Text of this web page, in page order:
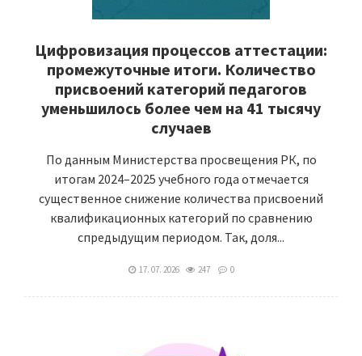
Цифровизация процессов аттестации:
промежуточные итоги. Количество
присвоений категорий педагогов
уменьшилось более чем на 41 тысячу
случаев
По данным Министерства просвещения РК, по
итогам 2024–2025 учебного года отмечается
существенное снижение количества присвоений
квалификационных категорий по сравнению
спредыдущим периодом. Так, доля...
17. 07. 2026 247 0